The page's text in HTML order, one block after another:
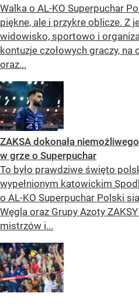
Walka o AL-KO Superpuchar
piękne, ale i przykre oblicze. Z
widowisko, sportowo i
kontuzje czołowych graczy, na
oraz...
ZAKSA dokonała
w grze o Superpuchar
To było prawdziwe święto
wypełnionym katowickim
o AL-KO Superpuchar Polski
Węgla oraz Grupy Azoty
mistrzów i...